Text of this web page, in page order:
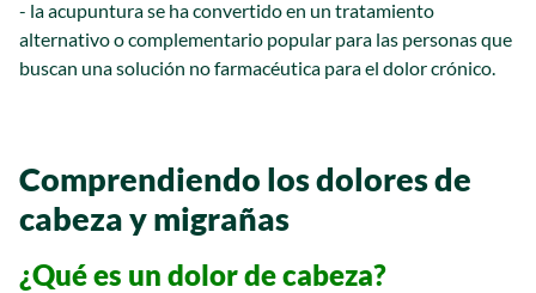
- la acupuntura se ha convertido en un tratamiento
alternativo o complementario popular para las personas que
buscan una solución no farmacéutica para el dolor crónico.
Comprendiendo los dolores de
cabeza y migrañas
¿Qué es un dolor de cabeza?